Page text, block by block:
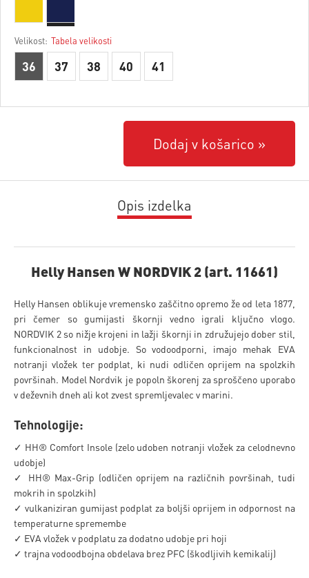
Velikost: Tabela velikosti
36 37 38 40 41
Dodaj v košarico
Opis izdelka
Helly Hansen W NORDVIK 2 (art. 11661)
Helly Hansen oblikuje vremensko zaščitno opremo že od leta 1877,
pri čemer so gumijasti škornji vedno igrali ključno vlogo.
NORDVIK 2 so nižje krojeni in lažji škornji in združujejo dober stil,
funkcionalnost in udobje. So vodoodporni, imajo mehak EVA
notranji vložek ter podplat, ki nudi odličen oprijem na spolzkih
površinah. Model Nordvik je popoln škorenj za sproščeno uporabo
v deževnih dneh ali kot zvest spremljevalec v marini.
Tehnologije:
✓ HH® Comfort Insole (zelo udoben notranji vložek za celodnevno
udobje)
✓ HH® Max-Grip (odličen oprijem na različnih površinah, tudi
mokrih in spolzkih)
✓ vulkaniziran gumijast podplat za boljši oprijem in odpornost na
temperaturne spremembe
✓ EVA vložek v podplatu za dodatno udobje pri hoji
✓ trajna vodoodbojna obdelava brez PFC (škodljivih kemikalij)